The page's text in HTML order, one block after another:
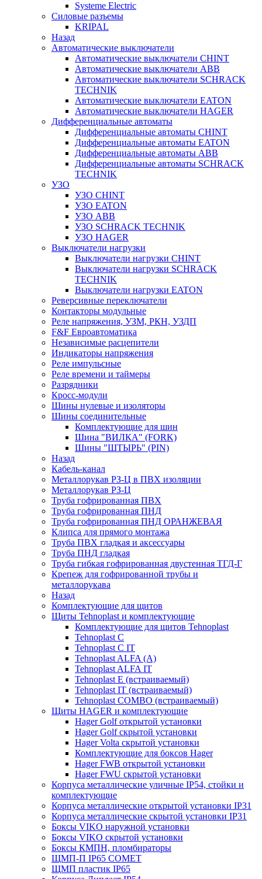
Systeme Electric
Силовые разъемы
KRIPAL
Назад
Автоматические выключатели
Автоматические выключатели CHINT
Автоматические выключатели ABB
Автоматические выключатели SCHRACK
TECHNIK
Автоматические выключатели EATON
Автоматические выключатели HAGER
Дифференциальные автоматы
Дифференциальные автоматы CHINT
Дифференциальные автоматы EATON
Дифференциальные автоматы ABB
Дифференциальные автоматы SCHRACK
TECHNIK
УЗО
УЗО CHINT
УЗО EATON
УЗО ABB
УЗО SCHRACK TECHNIK
УЗО HAGER
Выключатели нагрузки
Выключатели нагрузки CHINT
Выключатели нагрузки SCHRACK
TECHNIK
Выключатели нагрузки EATON
Реверсивные переключатели
Контакторы модульные
Реле напряжения, УЗМ, РКН, УЗДП
F&F Евроавтоматика
Независимые расцепители
Индикаторы напряжения
Реле импульсные
Реле времени и таймеры
Разрядники
Кросс-модули
Шины нулевые и изоляторы
Шины соединительные
Комплектующие для шин
Шина "ВИЛКА" (FORK)
Шины "ШТЫРЬ" (PIN)
Назад
Кабель-канал
Металлорукав РЗ-Ц в ПВХ изоляции
Металлорукав РЗ-Ц
Труба гофрированная ПВХ
Труба гофрированная ПНД
Труба гофрированная ПНД ОРАНЖЕВАЯ
Клипса для прямого монтажа
Труба ПВХ гладкая и аксессуары
Труба ПНД гладкая
Труба гибкая гофрированная двустенная ТГД-Г
Крепеж для гофрированной трубы и
металлорукава
Назад
Комплектующие для щитов
Щиты Tehnoplast и комплектующие
Комплектующие для щитов Tehnoplast
Tehnoplast C
Tehnoplast C IT
Tehnoplast ALFA (А)
Tehnoplast ALFA IT
Tehnoplast E (встраиваемый)
Tehnoplast IT (встраиваемый)
Tehnoplast COMBO (встраиваемый)
Щиты HAGER и комплектующие
Hager Golf открытой установки
Hager Golf скрытой установки
Hager Volta скрытой установки
Комплектующие для боксов Hager
Hager FWB открытой установки
Hager FWU скрытой установки
Корпуса металлические уличные IP54, стойки и
комплектующие
Корпуса металлические открытой установки IP31
Корпуса металлические скрытой установки IP31
Боксы VIKO наружной установки
Боксы VIKO скрытой установки
Боксы КМПН, пломбираторы
ЩМП-П IP65 COMET
ЩМП пластик IP65